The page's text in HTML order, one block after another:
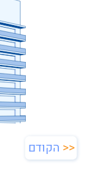
<< הקודם